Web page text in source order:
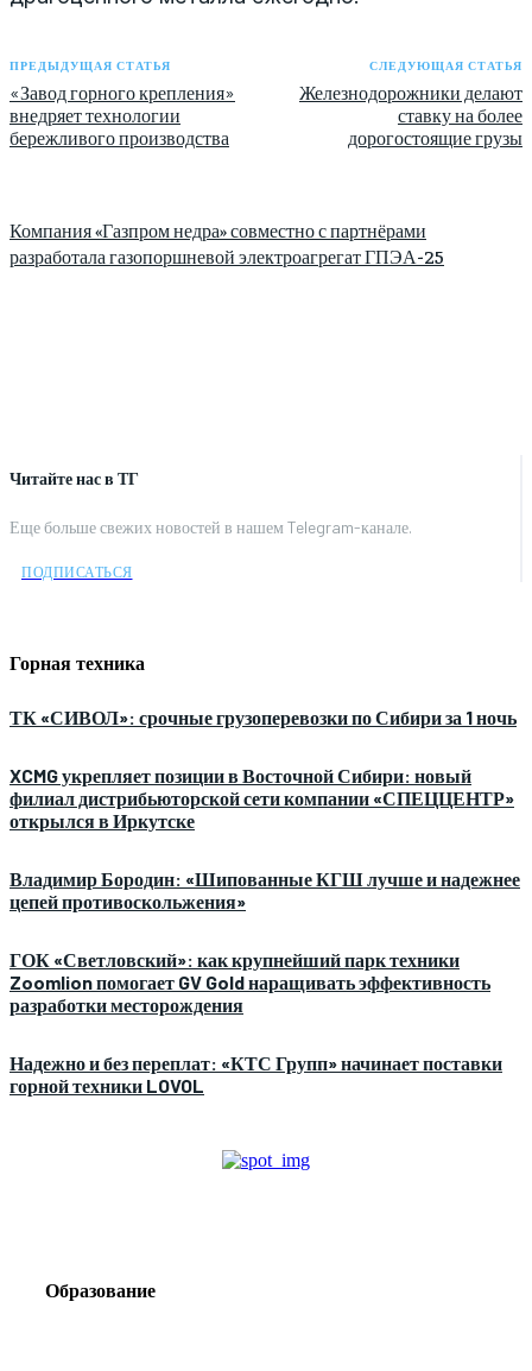
Читайте нас в ТГ
Еще больше свежих новостей в нашем Telegram-канале.
ПОДПИСАТЬСЯ
Горная техника
ТК «СИВОЛ»: срочные грузоперевозки по Сибири за 1 ночь
XCMG укрепляет позиции в Восточной Сибири: новый
филиал дистрибьюторской сети компании «СПЕЦЦЕНТР»
открылся в Иркутске
Владимир Бородин: «Шипованные КГШ лучше и надежнее
цепей противоскольжения»
ГОК «Светловский»: как крупнейший парк техники
Zoomlion помогает GV Gold наращивать эффективность
разработки месторождения
Надежно и без переплат: «КТС Групп» начинает поставки
горной техники LOVOL
Образование
ПРЕДЫДУЩАЯ СТАТЬЯ
«Завод горного крепления»
внедряет технологии
бережливого производства
СЛЕДУЮЩАЯ СТАТЬЯ
Железнодорожники делают
ставку на более
дорогостоящие грузы
Компания «Газпром недра» совместно с партнёрами
разработала газопоршневой электроагрегат ГПЭА-25